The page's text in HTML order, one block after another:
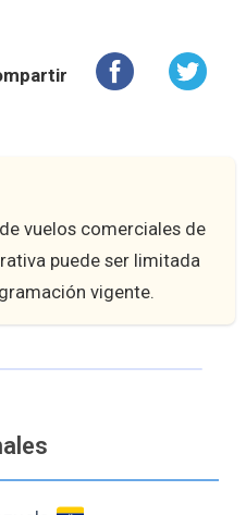
vuelos comerciales de
puede ser limitada
vigente.